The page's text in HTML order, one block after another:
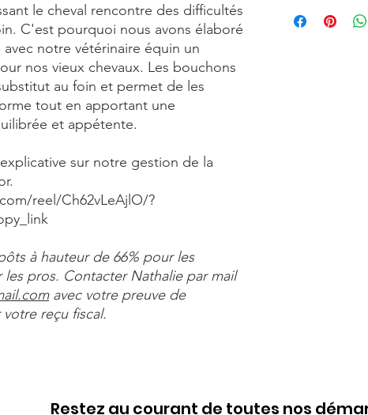
le cheval rencontre des difficultés
C'est pourquoi nous avons élaboré
notre vétérinaire équin un
nos vieux chevaux. Les bouchons
au foin et permet de les
tout en apportant une
et appétente.
sur notre gestion de la
reel/Ch62vLeAjlO/?
à hauteur de 66% pour les
pros. Contacter Nathalie par mail
avec votre preuve de
reçu fiscal.
Restez au courant de toutes nos